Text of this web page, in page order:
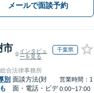
メールで面談予約
市
インタビュ
ーを見る
千葉県
合法律事務所
別 面談方法(対
面・電話・ビデ
営業時間：1
0:00~17:00